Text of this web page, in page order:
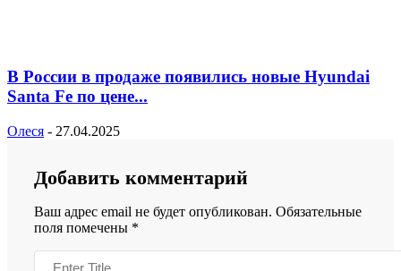
В России в продаже появились новые Hyundai
Santa Fe по цене...
Олеся - 27.04.2025
Добавить комментарий
Ваш адрес email не будет опубликован. Обязательные
поля помечены *